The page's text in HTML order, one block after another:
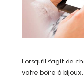
Lorsqu’il s’agit de
votre boîte à